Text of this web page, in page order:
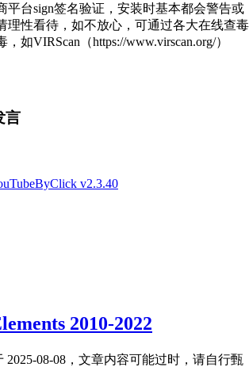
平台sign签名验证，安装时基本都会警告或
理性看待，如不放心，可通过各大在线查毒
如VIRScan（https://www.virscan.org/）
言
v2.3.40
2010-2022
08-08，文章内容可能过时，请自行甄